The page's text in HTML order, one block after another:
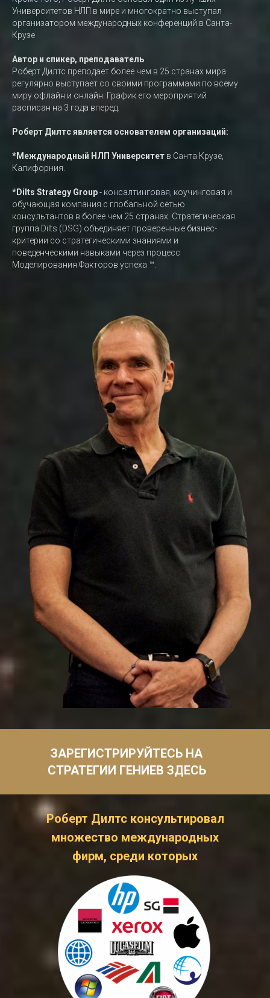
Университетов НЛП в мире и многократно выступал
организатором международных конференций в Санта-
Крузе
Автор и спикер, преподаватель
Роберт Дилтс преподает более чем в 25 странах мира.
регулярно выступает со своими программами по всему
миру офлайн и онлайн. График его мероприятий
расписан на 3 года вперед.
Роберт Дилтс является основателем организаций:
*Международный НЛП Университет в Санта Крузе,
Калифорния.
*Dilts Strategy Group- консалтинговая, коучинговая и
обучающая компания с глобальной сетью
консультантов в более чем 25 странах. Стратегическая
группа Dilts (DSG) объединяет проверенные бизнес-
критерии со стратегическими знаниями и
поведенческими навыками через процесс
Моделирования Факторов успеха ™.
ЗАРЕГИСТРИРУЙТЕСЬ НА
СТРАТЕГИИ ГЕНИЕВ ЗДЕСЬ
Роберт Дилтс консультировал
множество международных
фирм, среди которых